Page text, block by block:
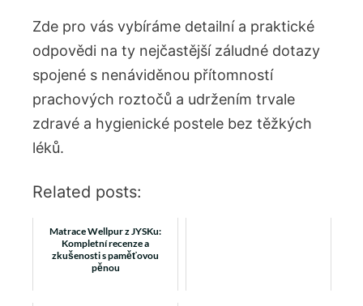
Zde pro vás vybíráme detailní a praktické
odpovědi na ty nejčastější záludné dotazy
spojené s nenáviděnou přítomností
prachových roztočů a udržením trvale
zdravé a hygienické postele bez těžkých
léků.
Related posts:
Matrace Wellpur z JYSKu:
Kompletní recenze a
zkušenosti s paměťovou
pěnou